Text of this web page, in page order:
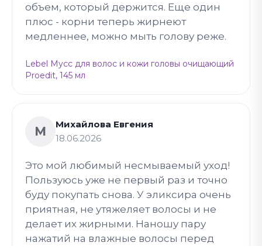
объем, который держится. Еще один
плюс - корни теперь жирнеют
медленнее, можно мыть голову реже.
Lebel Мусс для волос и кожи головы очищающий
Proedit, 145 мл
М
Михайлова Евгения
18.06.2026
Это мой любимый несмываемый уход!
Пользуюсь уже не первый раз и точно
буду покупать снова. У эликсира очень
приятная, не утяжеляет волосы и не
делает их жирными. Наношу пару
нажатий на влажные волосы перед